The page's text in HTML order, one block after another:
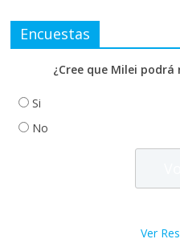
Encuestas
¿Cree que Milei
Si
No
Ver